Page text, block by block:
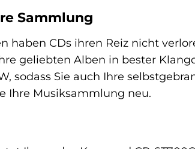
Sammlung
haben CDs ihren Reiz nicht
geliebten Alben in bester
sodass Sie auch Ihre
Ihre Musiksammlung neu.